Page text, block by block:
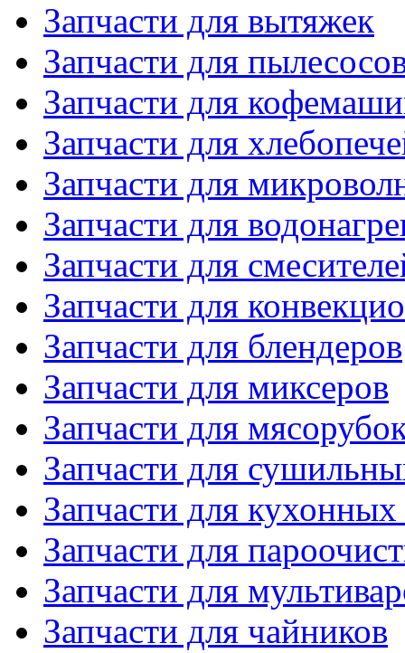
Запчасти для вытяжек
Запчасти для
Запчасти для
Запчасти для
Запчасти для
Запчасти для
Запчасти для
Запчасти для
Запчасти для блендеров
Запчасти для миксеров
Запчасти для
Запчасти для
Запчасти для
Запчасти для
Запчасти для
Запчасти для чайников